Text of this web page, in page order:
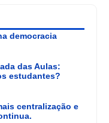
democracia
das Aulas:
estudantes?
centralização e